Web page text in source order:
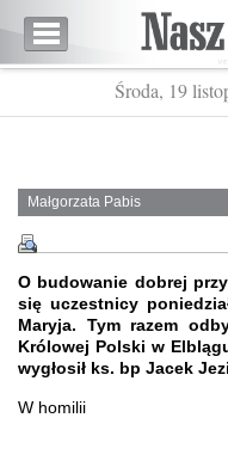
Środa, 19
Małgorzata Pabis
O budowanie dobrej
się uczestnicy
Maryja. Tym razem
Królowej Polski w
wygłosił ks. bp Jacek
W homilii